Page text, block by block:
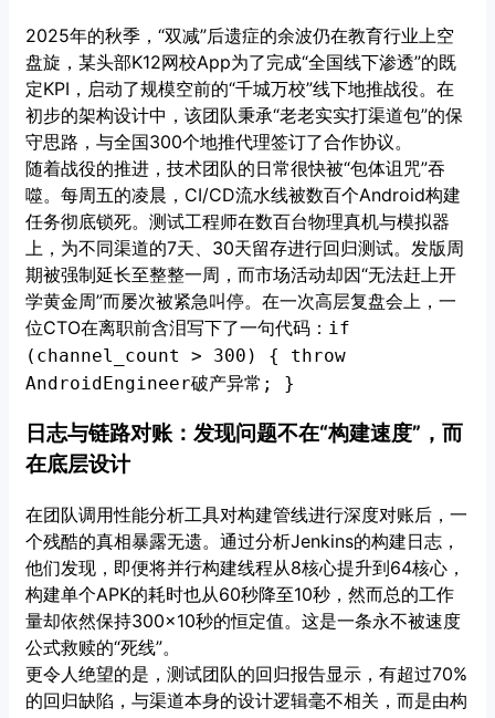
2025年的秋季，“双减”后遗症的余波仍在教育行业上空
盘旋，某头部K12网校App为了完成“全国线下渗透”的既
定KPI，启动了规模空前的“千城万校”线下地推战役。在
初步的架构设计中，该团队秉承“老老实实打渠道包”的保
守思路，与全国300个地推代理签订了合作协议。
随着战役的推进，技术团队的日常很快被“包体诅咒”吞
噬。每周五的凌晨，CI/CD流水线被数百个Android构建
任务彻底锁死。测试工程师在数百台物理真机与模拟器
上，为不同渠道的7天、30天留存进行回归测试。发版周
期被强制延长至整整一周，而市场活动却因“无法赶上开
学黄金周”而屡次被紧急叫停。在一次高层复盘会上，一
位CTO在离职前含泪写下了一句代码： if
(channel_count > 300) { throw
AndroidEngineer破产异常; }
日志与链路对账：发现问题不在“构建速度”，而
在底层设计
在团队调用性能分析工具对构建管线进行深度对账后，一
个残酷的真相暴露无遗。通过分析Jenkins的构建日志，
他们发现，即便将并行构建线程从8核心提升到64核心，
构建单个APK的耗时也从60秒降至10秒，然而总的工作
量却依然保持300×10秒的恒定值。这是一条永不被速度
公式救赎的“死线”。
更令人绝望的是，测试团队的回归报告显示，有超过70%
的回归缺陷，与渠道本身的设计逻辑毫不相关，而是由构